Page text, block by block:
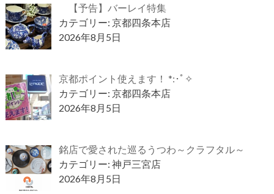
【予告】バーレイ特集
カテゴリー: 京都四条本店
2026年8月5日
京都ポイント使えます！ *:･ﾟ✧
カテゴリー: 京都四条本店
2026年8月5日
銘店で愛された巡るうつわ～クラフタル～
カテゴリー: 神戸三宮店
2026年8月5日